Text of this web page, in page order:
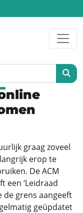
graag zoveel
erop te
De ACM
een ‘Leidraad
de grens aangeeft
geüpdatet